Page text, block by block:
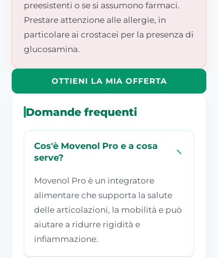
preesistenti o se si assumono farmaci.
Prestare attenzione alle allergie, in
particolare ai crostacei per la presenza di
glucosamina.
OTTIENI LA MIA OFFERTA
Domande frequenti
Cos'è Movenol Pro e a cosa
serve?
Movenol Pro è un integratore
alimentare che supporta la salute
delle articolazioni, la mobilità e può
aiutare a ridurre rigidità e
infiammazione.